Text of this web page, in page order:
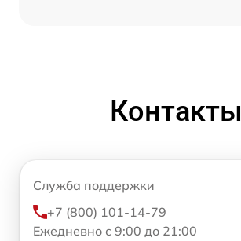
Контакты
Служба поддержки
+7 (800) 101-14-79
Ежедневно с 9:00 до 21:00